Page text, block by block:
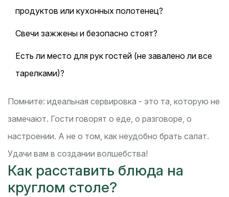
продуктов или кухонных полотенец?
Свечи зажжены и безопасно стоят?
Есть ли место для рук гостей (не завалено ли все
тарелками)?
Помните: идеальная сервировка - это та, которую не
замечают. Гости говорят о еде, о разговоре, о
настроении. А не о том, как неудобно брать салат.
Удачи вам в создании волшебства!
Как расставить блюда на
круглом столе?